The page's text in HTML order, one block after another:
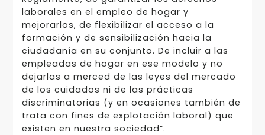
laborales en el empleo de hogar y
mejorarlos, de flexibilizar el acceso a la
formación y de sensibilización hacia la
ciudadanía en su conjunto. De incluir a las
empleadas de hogar en ese modelo y no
dejarlas a merced de las leyes del mercado
de los cuidados ni de las prácticas
discriminatorias (y en ocasiones también de
trata con fines de explotación laboral) que
existen en nuestra sociedad”.